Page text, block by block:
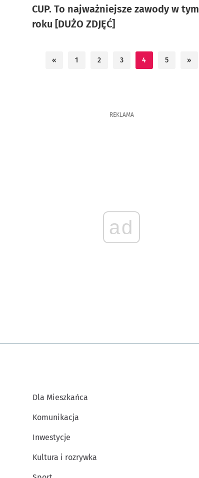
CUP. To najważniejsze zawody w tym
roku [DUŻO ZDJĘĆ]
« 1 2 3 4 5 »
REKLAMA
ad
Dla Mieszkańca
Komunikacja
Inwestycje
Kultura i rozrywka